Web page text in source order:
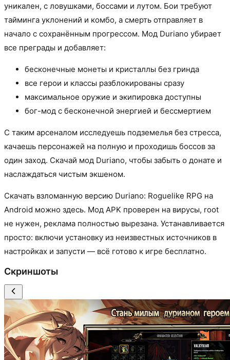
уникален, с ловушками, боссами и лутом. Бои требуют
тайминга уклонений и комбо, а смерть отправляет в
начало с сохранённым прогрессом. Мод Duriano убирает
все преграды и добавляет:
бесконечные монеты и кристаллы без гринда
все герои и классы разблокированы сразу
максимальное оружие и экипировка доступны
бог-мод с бесконечной энергией и бессмертием
С таким арсеналом исследуешь подземелья без стресса,
качаешь персонажей на полную и проходишь боссов за
один заход. Скачай мод Duriano, чтобы забыть о донате и
наслаждаться чистым экшеном.
Скачать взломанную версию Duriano: Roguelike RPG на
Android можно здесь. Мод APK проверен на вирусы, root
не нужен, реклама полностью вырезана. Устанавливается
просто: включи установку из неизвестных источников в
настройках и запусти — всё готово к игре бесплатно.
Скриншоты